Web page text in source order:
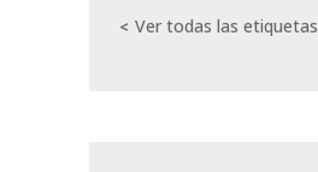
Ver todas las etiquetas